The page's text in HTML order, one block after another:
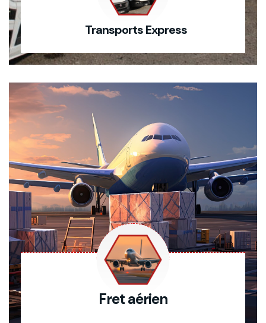
Transports Express
Fret aérien